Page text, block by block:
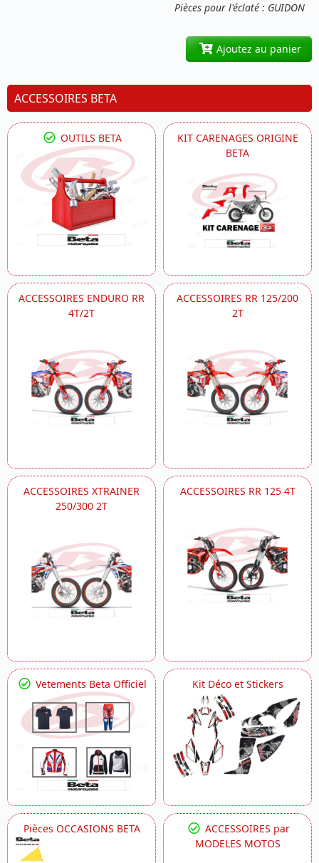
Pièces pour l'éclaté : GUIDON
Ajoutez au panier
ACCESSOIRES BETA
OUTILS BETA
KIT CARENAGES ORIGINE
BETA
ACCESSOIRES ENDURO RR
4T/2T
ACCESSOIRES RR 125/200
2T
ACCESSOIRES XTRAINER
250/300 2T
ACCESSOIRES RR 125 4T
Vetements Beta Officiel Kit Déco et Stickers
Pièces OCCASIONS BETA
ACCESSOIRES par
MODELES MOTOS